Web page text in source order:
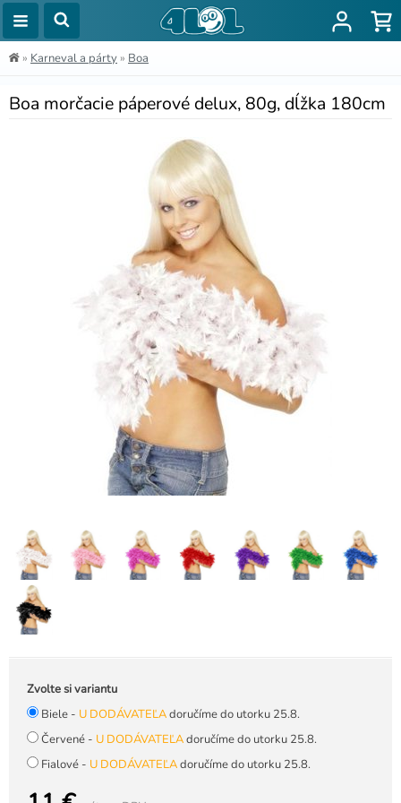
» Karneval a párty » Boa
Boa morčacie páperové delux, 80g, dĺžka 180cm
Zvolte si variantu
Biele - U DODÁVATEĽAdoručíme do utorku 25.8.
Červené - U DODÁVATEĽAdoručíme do utorku 25.8.
Fialové - U DODÁVATEĽAdoručíme do utorku 25.8.